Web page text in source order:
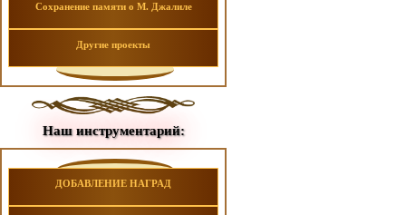
Сохранение памяти о М. Джалиле
Другие проекты
Наш инструментарий:
ДОБАВЛЕНИЕ НАГРАД